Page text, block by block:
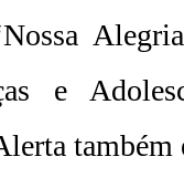
e
também